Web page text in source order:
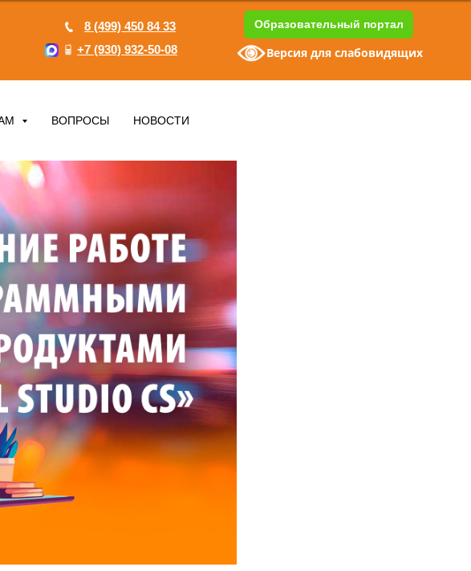
Образовательный портал
+7 (930) 932-50-08
8 (499) 450 84 33
Версия для слабовидящих
ВОПРОСЫ НОВОСТИ